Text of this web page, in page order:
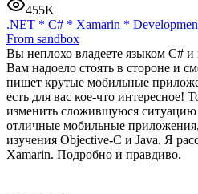
455K
.NET * C# * Xamarin *
From sandbox
Вы неплохо владеете языком C#
Вам надоело стоять в стороне и
пишет крутые мобильные
есть для вас кое-что интересное!
изменить сложившуюся ситуацию
отличные мобильные приложения,
изучения Objective-C и Java. Я
Xamarin. Подробно и правдиво.